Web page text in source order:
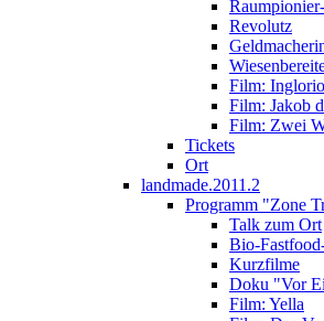
Revolutz
Film:
Film: Jakob
Film: Zwei
Tickets
Ort
landmade.2011.2
Programm "Zone
Talk zum Ort
Bio-
Kurzfilme
Doku "Vor
Film: Yella